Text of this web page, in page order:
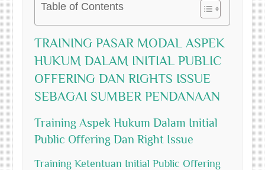
Table of Contents
TRAINING PASAR MODAL ASPEK
HUKUM DALAM INITIAL PUBLIC
OFFERING DAN RIGHTS ISSUE
SEBAGAI SUMBER PENDANAAN
Training Aspek Hukum Dalam Initial
Public Offering Dan Right Issue
Training Ketentuan Initial Public Offering